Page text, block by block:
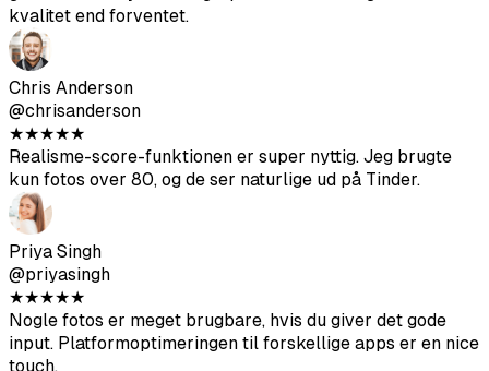
Nina Patel
@ninapatel
★★★
Variationen er virkelig god – kaffebarer, fitnesscentre,
udendørs. Nogle vinkler blev lidt skæve, men jeg fik nok
gode til at forny min Hinge-profil fuldstændig. Bedre
kvalitet end forventet.
Chris Anderson
@chrisanderson
★★★★★
Realisme-score-funktionen er super nyttig. Jeg brugte
kun fotos over 80, og de ser naturlige ud på Tinder.